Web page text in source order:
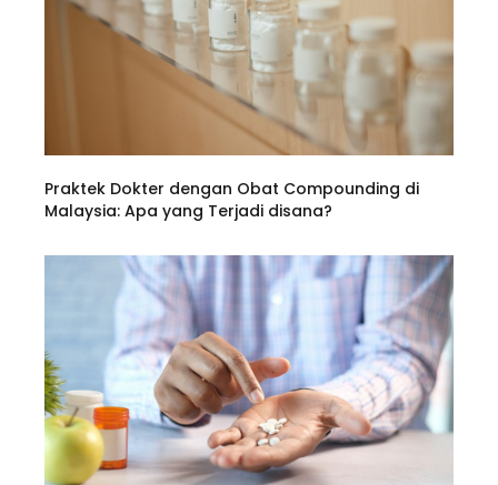
Praktek Dokter dengan Obat Compounding di
Malaysia: Apa yang Terjadi disana?